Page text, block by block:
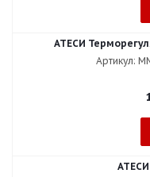
АТЕСИ
Артикул:
АТЕСИ